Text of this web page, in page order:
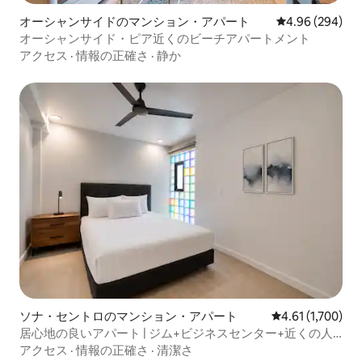
オーシャンサイドのマンション・アパート レビュー294
4.96 (294)
オーシャンサイド・ピア近くのビーチアパートメント
アクセス ·情報の正確さ · 静か
ソナ・セントロのマンション・アパート レビュー1,700
4.61 (1,700)
居心地の良いアパート | ジム+ビジネスセンター+近くの人
気スポット
アクセス ·情報の正確さ · 清潔さ